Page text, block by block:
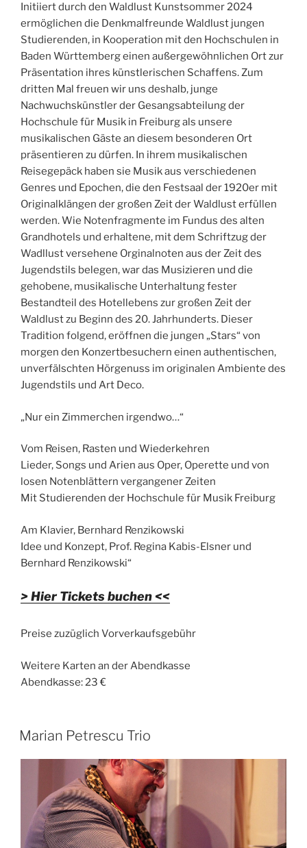
Initiiert durch den Waldlust Kunstsommer 2024
ermöglichen die Denkmalfreunde Waldlust jungen
Studierenden, in Kooperation mit den Hochschulen in
Baden Württemberg einen außergewöhnlichen Ort zur
Präsentation ihres künstlerischen Schaffens. Zum
dritten Mal freuen wir uns deshalb, junge
Nachwuchskünstler der Gesangsabteilung der
Hochschule für Musik in Freiburg als unsere
musikalischen Gäste an diesem besonderen Ort
präsentieren zu dürfen. In ihrem musikalischen
Reisegepäck haben sie Musik aus verschiedenen
Genres und Epochen, die den Festsaal der 1920er mit
Originalklängen der großen Zeit der Waldlust erfüllen
werden. Wie Notenfragmente im Fundus des alten
Grandhotels und erhaltene, mit dem Schriftzug der
Wadllust versehene Orginalnoten aus der Zeit des
Jugendstils belegen, war das Musizieren und die
gehobene, musikalische Unterhaltung fester
Bestandteil des Hotellebens zur großen Zeit der
Waldlust zu Beginn des 20. Jahrhunderts. Dieser
Tradition folgend, eröffnen die jungen „Stars“ von
morgen den Konzertbesuchern einen authentischen,
unverfälschten Hörgenuss im originalen Ambiente des
Jugendstils und Art Deco.
„Nur ein Zimmerchen irgendwo…“
Vom Reisen, Rasten und Wiederkehren
Lieder, Songs und Arien aus Oper, Operette und von
losen Notenblättern vergangener Zeiten
Mit Studierenden der Hochschule für Musik Freiburg
Am Klavier, Bernhard Renzikowski
Idee und Konzept, Prof. Regina Kabis-Elsner und
Bernhard Renzikowski“
> Hier Tickets buchen <<
Preise zuzüglich Vorverkaufsgebühr
Weitere Karten an der Abendkasse
Abendkasse: 23 €
Marian Petrescu Trio